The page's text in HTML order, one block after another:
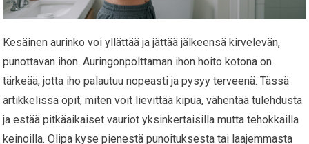
Kesäinen aurinko voi yllättää ja jättää jälkeensä kirvelevän,
punottavan ihon. Auringonpolttaman ihon hoito kotona on
tärkeää, jotta iho palautuu nopeasti ja pysyy terveenä. Tässä
artikkelissa opit, miten voit lievittää kipua, vähentää tulehdusta
ja estää pitkäaikaiset vauriot yksinkertaisilla mutta tehokkailla
keinoilla. Olipa kyse pienestä punoituksesta tai laajemmasta